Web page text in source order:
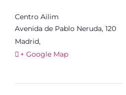
Centro Ailim
Avenida de Pablo Neruda, 120
Madrid,
+ Google Map